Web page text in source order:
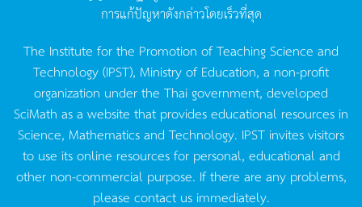
การแก้ปัญหาดังกล่าวโดยเร็วที่สุด
The Institute for the Promotion of Teaching Science and
Technology (IPST), Ministry of Education, a non-profit
organization under the Thai government, developed
SciMath as a website that provides educational resources in
Science, Mathematics and Technology. IPST invites visitors
to use its online resources for personal, educational and
other non-commercial purpose. If there are any problems,
please contact us immediately.